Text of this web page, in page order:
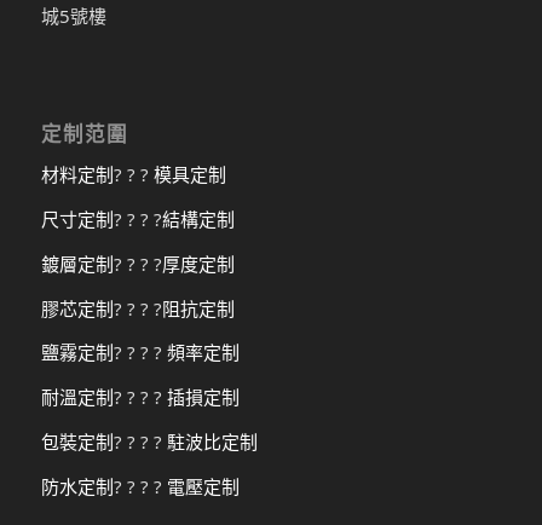
城5號樓
定制范圍
材料定制? ? ? 模具定制
尺寸定制? ? ? ?結構定制
鍍層定制? ? ? ?厚度定制
膠芯定制? ? ? ?阻抗定制
鹽霧定制? ? ? ? 頻率定制
耐溫定制? ? ? ? 插損定制
包裝定制? ? ? ? 駐波比定制
防水定制? ? ? ? 電壓定制